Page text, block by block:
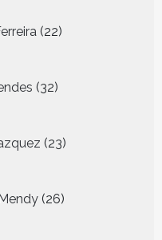
22
producten
32
producten
23
producten
26
producten